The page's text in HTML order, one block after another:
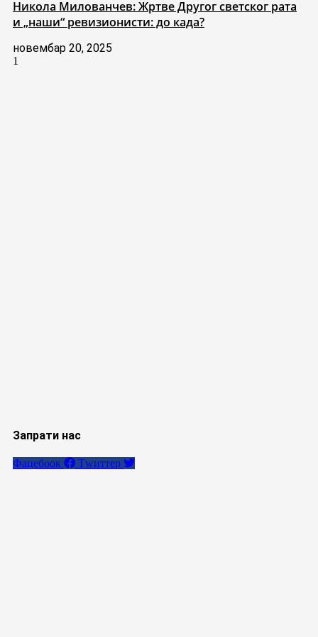
Никола Милованчев: Жртве Другог светског рата
и „наши“ ревизионисти: до када?
новембар 20, 2025
Запрати нас
Фацебоок Тwиттер